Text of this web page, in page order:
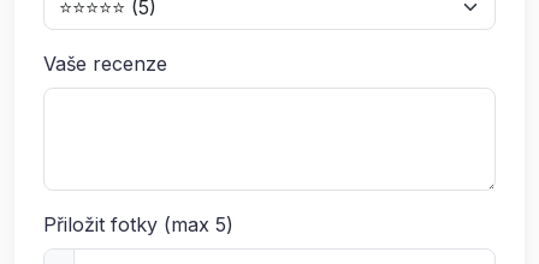
Vaše recenze
Přiložit fotky (max 5)